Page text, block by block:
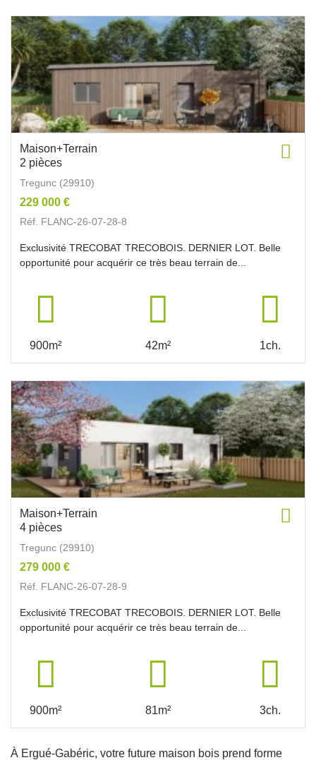
Maison+Terrain
2 pièces
Tregunc (29910)
229 000 €
Réf. FLANC-26-07-28-8
Exclusivité TRECOBAT TRECOBOIS. DERNIER LOT. Belle
opportunité pour acquérir ce très beau terrain de...
900m² 42m² 1ch.
Maison+Terrain
4 pièces
Tregunc (29910)
279 000 €
Réf. FLANC-26-07-28-9
Exclusivité TRECOBAT TRECOBOIS. DERNIER LOT. Belle
opportunité pour acquérir ce très beau terrain de...
900m² 81m² 3ch.
À Ergué-Gabéric, votre future maison bois prend forme